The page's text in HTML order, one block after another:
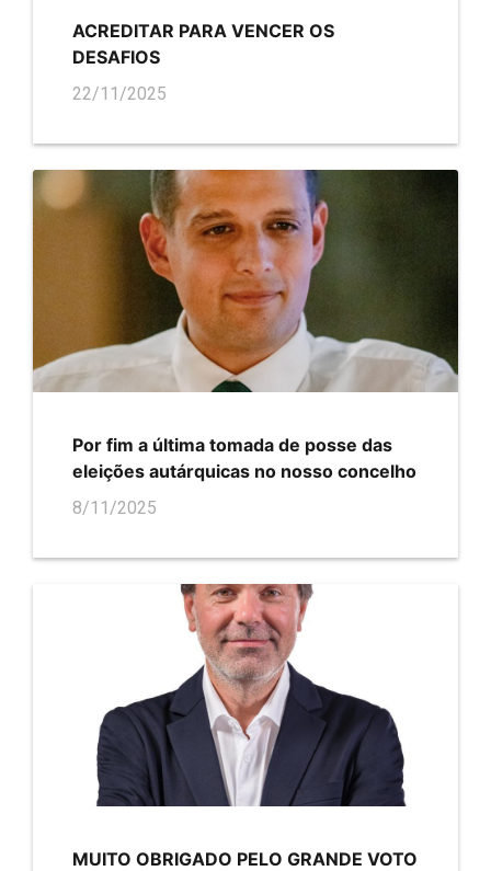
ACREDITAR PARA VENCER OS
DESAFIOS
22/11/2025
Por fim a última tomada de posse das
eleições autárquicas no nosso concelho
8/11/2025
MUITO OBRIGADO PELO GRANDE VOTO